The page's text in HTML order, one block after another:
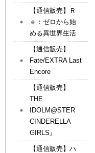
【通信販売】Ｒ
ｅ：ゼロから始
める異世界生活
【通信販売】
Fate/EXTRA Last
Encore
【通信販売】
THE
IDOLM@STER
CINDERELLA
GIRLS』
【通信販売】ハ